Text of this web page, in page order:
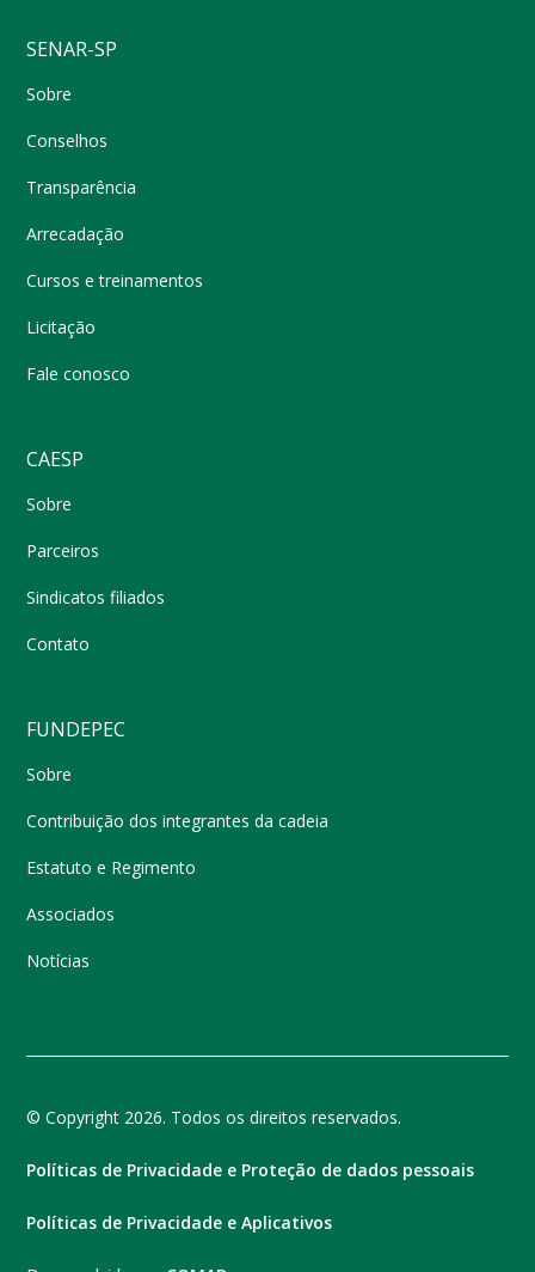
SENAR-SP
Sobre
Conselhos
Transparência
Arrecadação
Cursos e treinamentos
Licitação
Fale conosco
CAESP
Sobre
Parceiros
Sindicatos filiados
Contato
FUNDEPEC
Sobre
Contribuição dos integrantes da cadeia
Estatuto e Regimento
Associados
Notícias
© Copyright 2026. Todos os direitos reservados.
Políticas de Privacidade e Proteção de dados pessoais
Políticas de Privacidade e Aplicativos